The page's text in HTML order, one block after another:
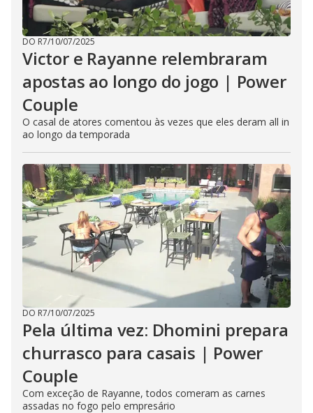
DO R7/10/07/2025
Victor e Rayanne relembraram
apostas ao longo do jogo | Power
Couple
O casal de atores comentou às vezes que eles deram all in
ao longo da temporada
DO R7/10/07/2025
Pela última vez: Dhomini prepara
churrasco para casais | Power
Couple
Com exceção de Rayanne, todos comeram as carnes
assadas no fogo pelo empresário